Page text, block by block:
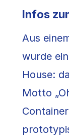
Infos
Aus
wurde
House:
Motto